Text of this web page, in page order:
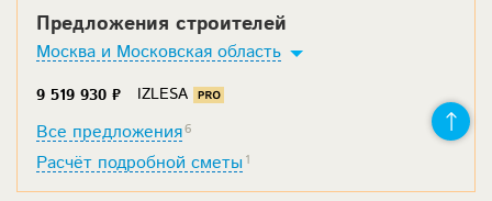
Предложения строителей
Москва и Московская область
9 519 930 ₽ IZLESA
Все предложения6
Расчёт подробной сметы 1